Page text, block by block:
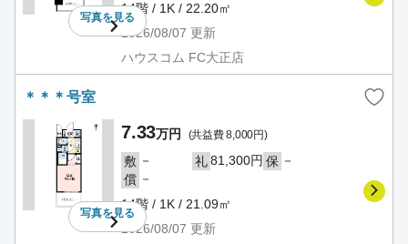
写真を見る
14階 / 1K / 22.20㎡
2026/08/07 更新
ハウスコム FC大正店
＊＊＊号室
写真を見る
7.33万円 (共益費 8,000円)
敷 － 礼81,300円 保 －
償 －
14階 / 1K / 21.09㎡
2026/08/07 更新